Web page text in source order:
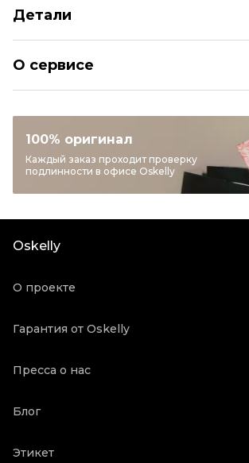
Детали
Бренд
Цвет
Коричневый
Состояние товара
Новое с биркой
О сервисе
100% оригинал
Каждый заказ проходит проверку
подлинности в офисе Oskelly
Oskelly
О проекте
Гарантия от Oskelly
Пресса о нас
Блог
Этикет